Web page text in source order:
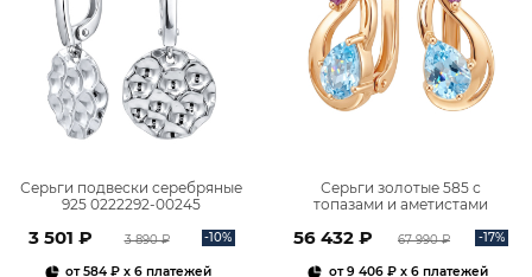
Серьги подвески серебряные
925 0222292-00245
3 501 ₽ 3 890 ₽ -10%
от584 ₽ x 6 платежей
Серьги золотые 585 с
топазами и аметистами
56 432 ₽ 67 990 ₽ -17%
от9 406 ₽x 6 платежей